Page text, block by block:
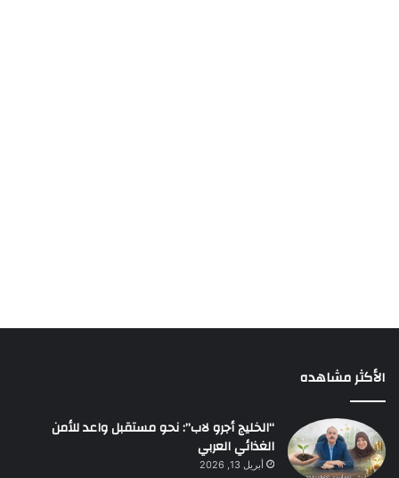
الأكثر مشاهده
“الخليج أجرو لاب”: نحو مستقبل واعد للأمن
الغذائي العربي
أبريل 13, 2026